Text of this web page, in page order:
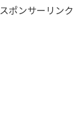
スポンサーリンク